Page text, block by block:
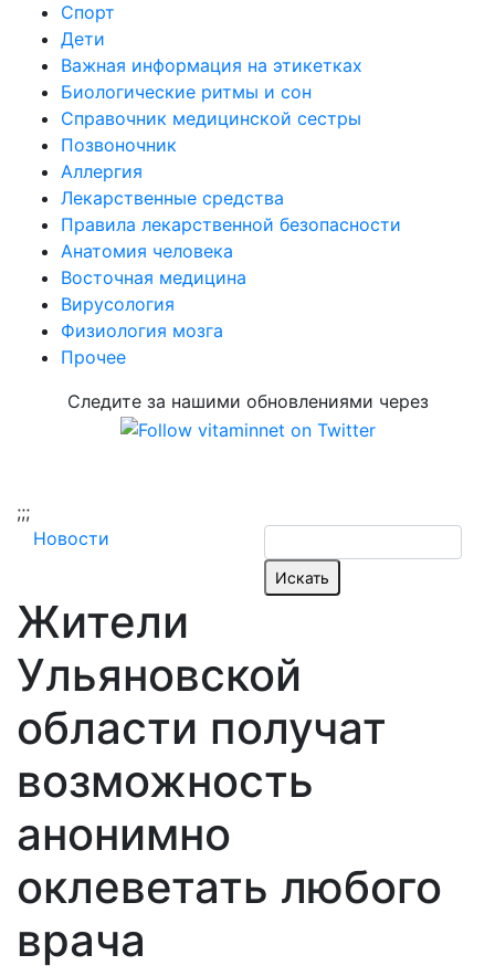
Спорт
Дети
Важная информация на этикетках
Биологические ритмы и сон
Справочник медицинской сестры
Позвоночник
Аллергия
Лекарственные средства
Правила лекарственной безопасности
Aнатомия человека
Восточная медицина
Вирусология
Физиология мозга
Прочее
Следите за нашими обновлениями через
;;;
Новости
Жители
Ульяновской
области получат
возможность
анонимно
оклеветать любого
врача